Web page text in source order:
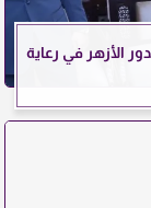
الأزهر في رعاية